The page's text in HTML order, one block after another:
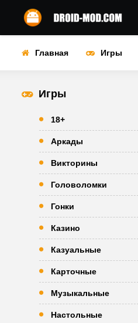
Главная Игры
Игры
18+
Аркады
Викторины
Головоломки
Гонки
Казино
Казуальные
Карточные
Музыкальные
Настольные